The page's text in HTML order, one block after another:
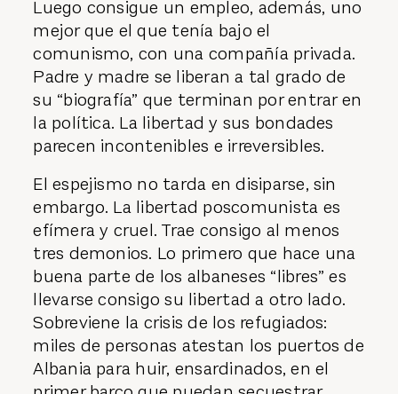
Luego consigue un empleo, además, uno
mejor que el que tenía bajo el
comunismo, con una compañía privada.
Padre y madre se liberan a tal grado de
su “biografía” que terminan por entrar en
la política. La libertad y sus bondades
parecen incontenibles e irreversibles.
El espejismo no tarda en disiparse, sin
embargo. La libertad poscomunista es
efímera y cruel. Trae consigo al menos
tres demonios. Lo primero que hace una
buena parte de los albaneses “libres” es
llevarse consigo su libertad a otro lado.
Sobreviene la crisis de los refugiados:
miles de personas atestan los puertos de
Albania para huir, ensardinados, en el